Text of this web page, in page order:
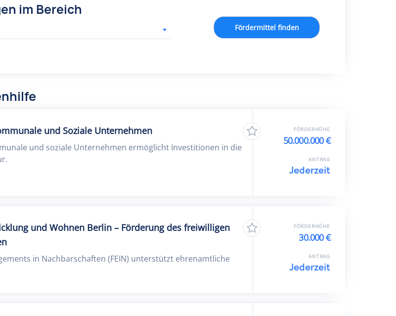
im Bereich
Fördermittel finden
und Soziale Unternehmen
und soziale Unternehmen ermöglicht Investitionen in die
FÖRDERHÖHE
50.000.000 €
ANTRAG
Jederzeit
und Wohnen Berlin – Förderung des freiwilligen
in Nachbarschaften (FEIN) unterstützt ehrenamtliche
FÖRDERHÖHE
30.000 €
ANTRAG
Jederzeit